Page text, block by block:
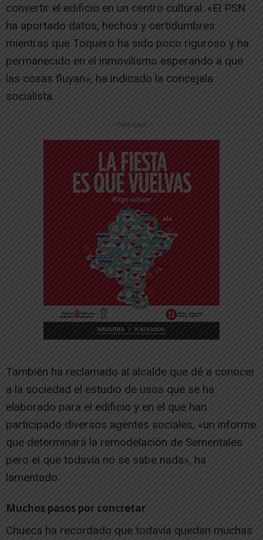
convertir el edificio en un centro cultural. «El PSN
ha aportado datos, hechos y certidumbres
mientras que Toquero ha sido poco riguroso y ha
permanecido en el inmovilismo esperando a que
las cosas fluyan», ha indicado la concejala
socialista.
-- Publicidad --
También ha reclamado al alcalde que dé a conocer
a la sociedad el estudio de usos que se ha
elaborado para el edificio y en el que han
participado diversos agentes sociales, «un informe
que determinará la remodelación de Sementales
pero el que todavía no se sabe nada», ha
lamentado
Muchos pasos por concretar
Chueca ha recordado que todavía quedan muchas